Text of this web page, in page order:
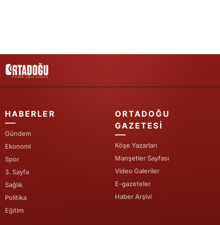
Düzce
HABERLER
Gündem
Ekonomi
Spor
3. Sayfa
Sağlık
Politika
Eğitim
ORTADOĞU
GAZETESI
Köşe Yazarları
Manşetler Sayfası
Video Galeriler
E-gazeteler
Haber Arşivi